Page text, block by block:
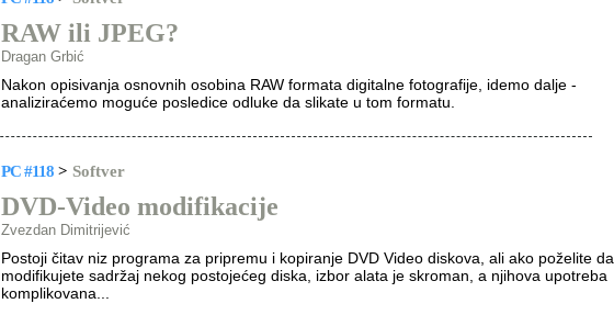
RAW ili JPEG?
Dragan Grbić
Nakon opisivanja osnovnih osobina RAW formata digitalne fotografije, idemo dalje -
analiziraćemo moguće posledice odluke da slikate u tom formatu.
PC #118 > Softver
DVD-Video modifikacije
Zvezdan Dimitrijević
Postoji čitav niz programa za pripremu i kopiranje DVD Video diskova, ali ako poželite da
modifikujete sadržaj nekog postojećeg diska, izbor alata je skroman, a njihova upotreba
komplikovana...